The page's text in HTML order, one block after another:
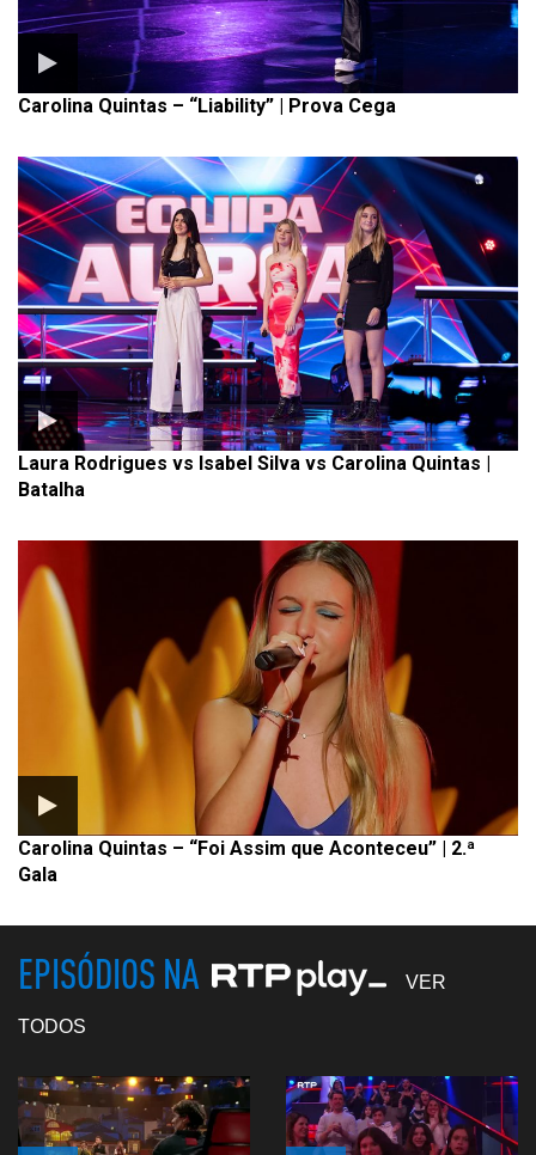
Carolina Quintas – “Liability” | Prova Cega
Laura Rodrigues vs Isabel Silva vs Carolina Quintas |
Batalha
Carolina Quintas – “Foi Assim que Aconteceu” | 2.ª
Gala
EPISÓDIOS NA VER
TODOS